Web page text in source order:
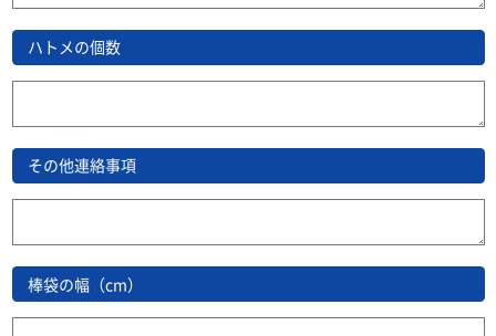
ハトメの個数
その他連絡事項
棒袋の幅（cm）